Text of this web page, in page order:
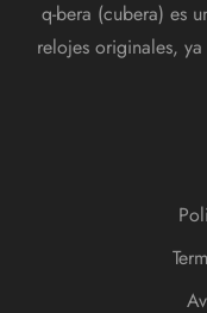
q-bera (cubera) es
relojes originales,